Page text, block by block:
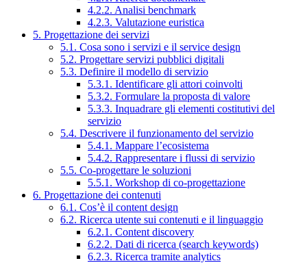
4.2.2. Analisi benchmark
4.2.3. Valutazione euristica
5. Progettazione dei servizi
5.1. Cosa sono i servizi e il service design
5.2. Progettare servizi pubblici digitali
5.3. Definire il modello di servizio
5.3.1. Identificare gli attori coinvolti
5.3.2. Formulare la proposta di valore
5.3.3. Inquadrare gli elementi costitutivi del
servizio
5.4. Descrivere il funzionamento del servizio
5.4.1. Mappare l’ecosistema
5.4.2. Rappresentare i flussi di servizio
5.5. Co-progettare le soluzioni
5.5.1. Workshop di co-progettazione
6. Progettazione dei contenuti
6.1. Cos’è il content design
6.2. Ricerca utente sui contenuti e il linguaggio
6.2.1. Content discovery
6.2.2. Dati di ricerca (search keywords)
6.2.3. Ricerca tramite analytics